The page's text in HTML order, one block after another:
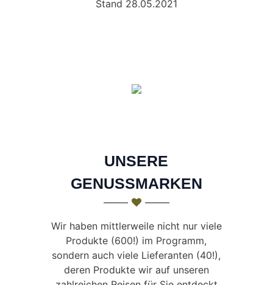
Stand 28.05.2021
UNSERE
GENUSSMARKEN
Wir haben mittlerweile nicht nur viele
Produkte (600!) im Programm,
sondern auch viele Lieferanten (40!),
deren Produkte wir auf unseren